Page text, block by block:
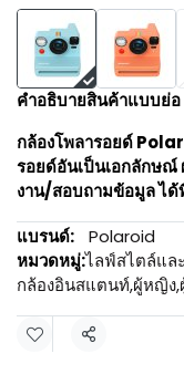
คำอธิบายสินค้าแบบย่อ
กล้องโพลารอยด์
รอยด์อันเป็นเอกลักษณ์
งาน/สอบถามข้อมูล ไ
แบรนด์:
Polaroid
หมวดหมู่:ไลฟ์สไตล์แล
กล้องอินสแตนท์,ผู้หญิง,
แชร์